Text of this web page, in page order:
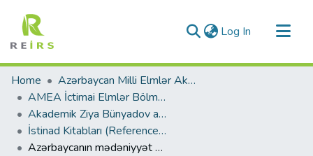
Log In (current)
Communities & Collections
All of DSpace
Statistics
Home
Azərbaycan Milli Elmlər Akademiyası
AMEA İctimai Elmlər Bölməsi
Akademik Ziya Bünyadov adına Şərqşünaslıq İnstitutu
İstinad Kitabları (Reference Books)
Azərbaycanın mədəniyyət paytaxtı Şuşa